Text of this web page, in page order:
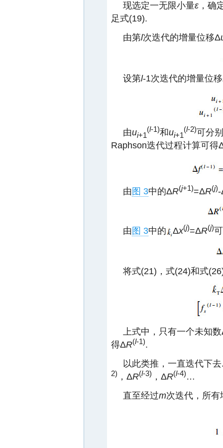
现选定一无限小量ε ，确
足式(19).
由第l次迭代的增量位移Δ
设第l-1次迭代的增量位
由ui+1
(l-1)和ui+1
(l-2)可分
Raphson迭代过程计算可得
由 图 3中的ΔR(j+1)=ΔR(j)-
由 图 3中的 Δx(j)=ΔR(j)
将式(21)，式(24)和式
上式中，只有一个未知
得ΔR(l-1).
以此类推，一直迭代下
2) ，ΔR(l-3) ，ΔR(l-4)…
直至经过m次迭代，所